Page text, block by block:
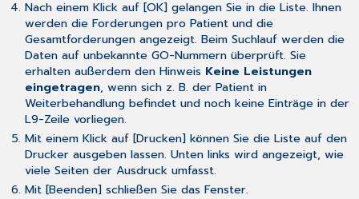
Nach einem Klick auf [OK] gelangen Sie in die Liste. Ihnen
werden die Forderungen pro Patient und die
Gesamtforderungen angezeigt. Beim Suchlauf werden die
Daten auf unbekannte GO-Nummern überprüft. Sie
erhalten außerdem den Hinweis Keine Leistungen
eingetragen, wenn sich z. B. der Patient in
Weiterbehandlung befindet und noch keine Einträge in der
L9-Zeile vorliegen.
Mit einem Klick auf [Drucken] können Sie die Liste auf den
Drucker ausgeben lassen. Unten links wird angezeigt, wie
viele Seiten der Ausdruck umfasst.
Mit [Beenden] schließen Sie das Fenster.